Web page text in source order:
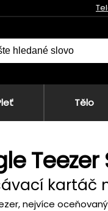
Tělo
Teezer
kartáč
nejvíce